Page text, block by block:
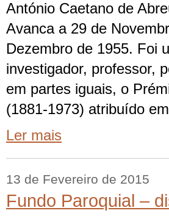
António Caetano de
Avanca a 29 de
Dezembro de 1955. Foi
investigador, professor,
em partes iguais, o
(1881-1973) atribuído
Ler mais
13 de Fevereiro de 2015
Fundo Paroquial –